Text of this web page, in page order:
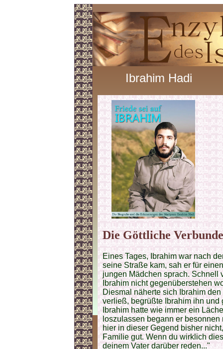
Ibrahim Hadi
Die Göttliche
Eines Tages, Ibrahim war nach
seine Straße kam, sah er für
jungen Mädchen sprach. Schnell
Ibrahim nicht gegenüberstehen
Diesmal näherte sich Ibrahim
verließ, begrüßte Ibrahim ihn und
Ibrahim hatte wie immer ein
loszulassen begann er
hier in dieser Gegend bisher
Familie gut. Wenn du wirklich
deinem Vater darüber reden..."